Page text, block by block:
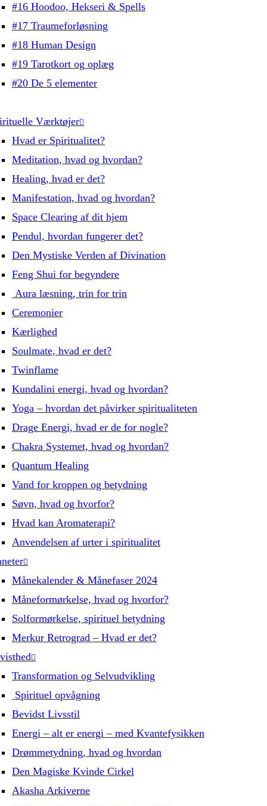
#16 Hoodoo, Hekseri & Spells
#17 Traumeforløsning
#18 Human Design
#19 Tarotkort og oplæg
#20 De 5 elementer
Værktøjer
Hvad er Spiritualitet?
Meditation, hvad og hvordan?
Healing, hvad er det?
Manifestation, hvad og hvordan?
Space Clearing af dit hjem
Pendul, hvordan fungerer det?
Den Mystiske Verden af Divination
Feng Shui for begyndere
Aura læsning, trin for trin
Ceremonier
Kærlighed
Soulmate, hvad er det?
Twinflame
Kundalini energi, hvad og hvordan?
Yoga – hvordan det påvirker spiritualiteten
Drage Energi, hvad er de for nogle?
Chakra Systemet, hvad og hvordan?
Quantum Healing
Vand for kroppen og betydning
Søvn, hvad og hvorfor?
Hvad kan Aromaterapi?
Anvendelsen af urter i spiritualitet
Månekalender & Månefaser 2024
Måneformørkelse, hvad og hvorfor?
Solformørkelse, spirituel betydning
Merkur Retrograd – Hvad er det?
Transformation og Selvudvikling
Spirituel opvågning
Bevidst Livsstil
Energi – alt er energi – med Kvantefysikken
Drømmetydning, hvad og hvordan
Den Magiske Kvinde Cirkel
Akasha Arkiverne